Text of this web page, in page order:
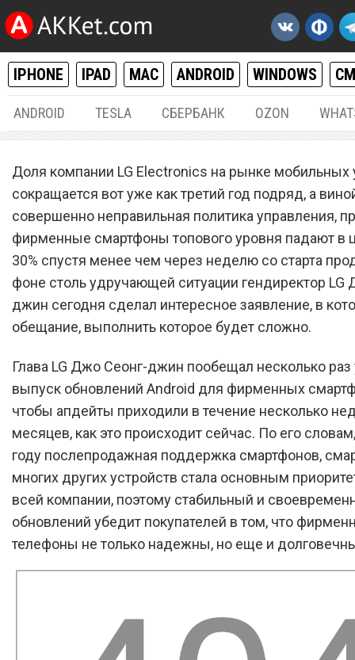
IPHONE IPAD MAC ANDROID WINDOWS
ANDROID TESLA СБЕРБАНК OZON
LG пообещала в
ускорить выпуск
Android для смартфонов
Доля компании LG Electronics на рынке мобильных
сокращается вот уже как третий год подряд, а
совершенно неправильная политика управления,
фирменные смартфоны топового уровня падают в
30% спустя менее чем через неделю со старта
фоне столь удручающей ситуации гендиректор LG
джин сегодня сделал интересное заявление, в
обещание, выполнить которое будет сложно.
Глава LG Джо Сеонг-джин пообещал несколько раз
выпуск обновлений Android для фирменных
чтобы апдейты приходили в течение несколько
месяцев, как это происходит сейчас. По его
году послепродажная поддержка смартфонов,
многих других устройств стала основным
всей компании, поэтому стабильный и
обновлений убедит покупателей в том, что
телефоны не только надежны, но еще и